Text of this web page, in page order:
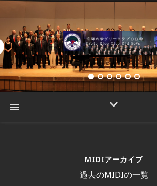
MIDIアーカイブ
過去のMIDIの一覧